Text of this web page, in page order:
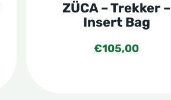
ZÜCA – Trekker –
Insert Bag
€105,00
worden